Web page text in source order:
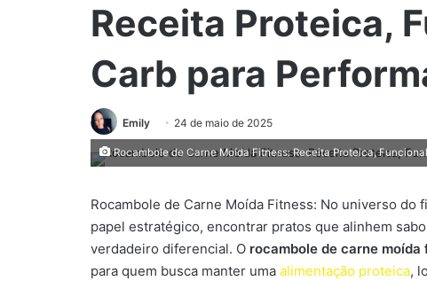
Receita Proteica,
Carb para
Emily 24 de maio de 2025
Rocambole de Carne Moída Fitness: Receita Proteica,
Rocambole de Carne Moída Fitness: No universo
papel estratégico, encontrar pratos que alinhem
verdadeiro diferencial. O rocambole de carne moída
para quem busca manter uma alimentação proteica,